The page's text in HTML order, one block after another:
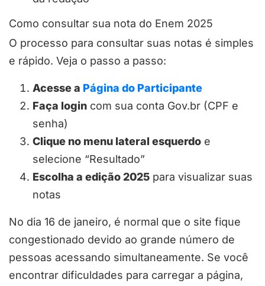
Como consultar sua nota do Enem 2025
O processo para consultar suas notas é simples
e rápido. Veja o passo a passo:
Acesse a Página do Participante
Faça login com sua conta Gov.br (CPF e
senha)
Clique no menu lateral esquerdo e
selecione “Resultado”
Escolha a edição 2025 para visualizar suas
notas
No dia 16 de janeiro, é normal que o site fique
congestionado devido ao grande número de
pessoas acessando simultaneamente. Se você
encontrar dificuldades para carregar a página,